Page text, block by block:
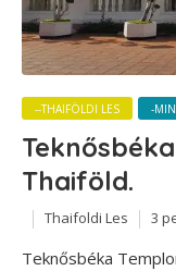
--THAIFÖLDI LES -
Thaiföld.
Thaifoldi Les 3
Teknősbéka